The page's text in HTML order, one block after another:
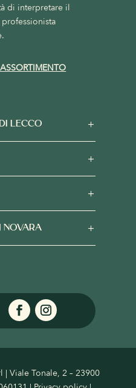
di interpretare il
LECCO
NOVARA
Viale Tonale, 2 – 23900